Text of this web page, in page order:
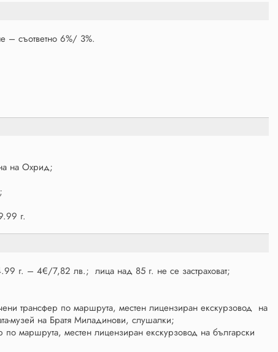
– съответно 6%/ 3%.
на Охрид;
г.
г. – 4€/7,82 лв.; лица над 85 г. не се застраховат;
трансфер по маршрута, местен лицензиран екскурзовод на
музей на Братя Миладинови, слушалки;
маршрута, местен лицензиран екскурзовод на български